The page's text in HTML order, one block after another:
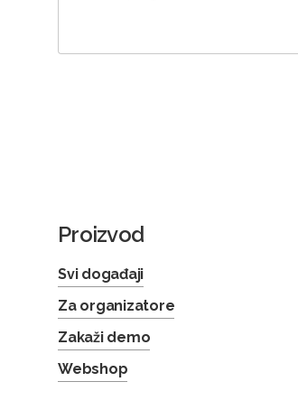
Proizvod
Svi događaji
Za organizatore
Zakaži demo
Webshop